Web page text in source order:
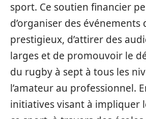
sport. Ce soutien financier
d’organiser des événements
prestigieux, d’attirer des
larges et de promouvoir le
du rugby à sept à tous les
l’amateur au professionnel.
initiatives visant à impliquer